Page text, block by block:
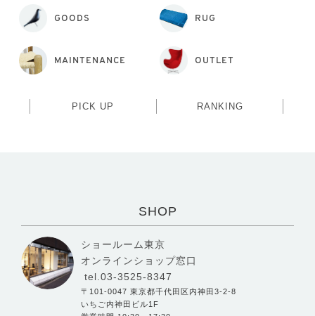
GOODS RUG
MAINTENANCE OUTLET
PICK UP RANKING
SHOP
ショールーム東京
オンラインショップ窓口
tel.03-3525-8347
〒101-0047 東京都千代田区内神田3-2-8
いちご内神田ビル1F